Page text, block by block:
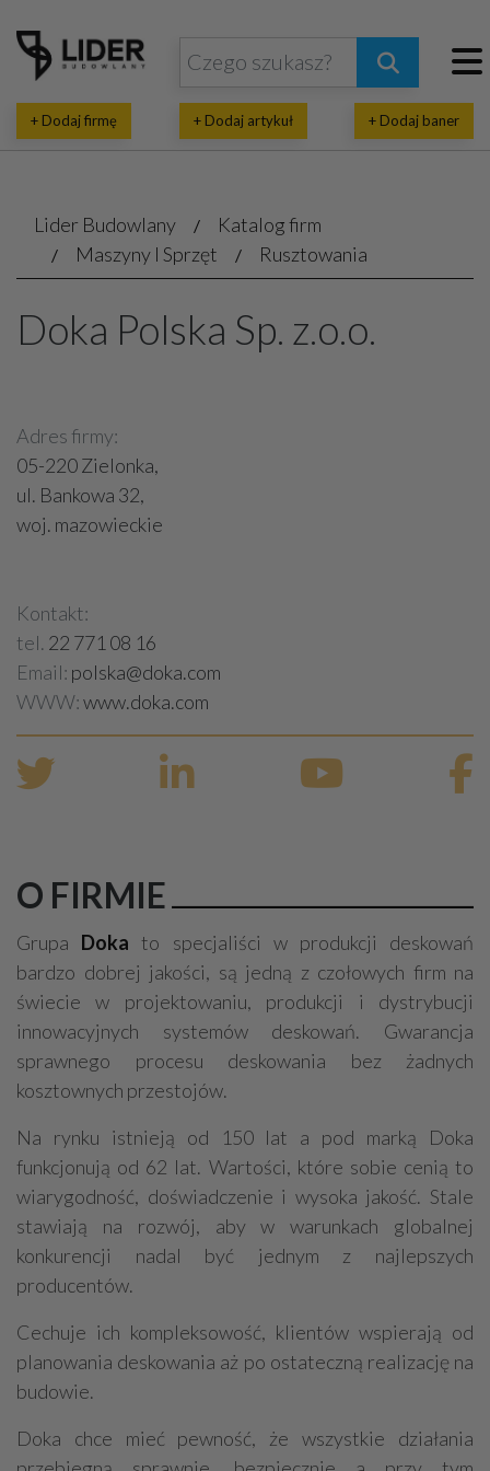
+ Dodaj firmę + Dodaj artykuł + Dodaj baner
Lider Budowlany
Katalog firm
Maszyny I Sprzęt
Rusztowania
Doka Polska Sp. z.o.o.
Adres firmy:
05-220 Zielonka,
ul. Bankowa 32,
woj. mazowieckie
Kontakt:
tel. 22 771 08 16
Email: polska@doka.com
WWW:www.doka.com
O FIRMIE
Grupa Doka to specjaliści w produkcji deskowań
bardzo dobrej jakości, są jedną z czołowych firm na
świecie w projektowaniu, produkcji i dystrybucji
innowacyjnych systemów deskowań. Gwarancja
sprawnego procesu deskowania bez żadnych
kosztownych przestojów.
Na rynku istnieją od 150 lat a pod marką Doka
funkcjonują od 62 lat. Wartości, które sobie cenią to
wiarygodność, doświadczenie i wysoka jakość. Stale
stawiają na rozwój, aby w warunkach globalnej
konkurencji nadal być jednym z najlepszych
producentów.
Cechuje ich kompleksowość, klientów wspierają od
planowania deskowania aż po ostateczną realizację na
budowie.
Doka chce mieć pewność, że wszystkie działania